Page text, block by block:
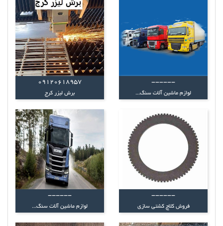
------
لوازم ماشین آلات سنگ...
09120618957
برش لیزر کرج
------
فروش کلاچ کشتی‌ سازی
------
لوازم ماشین آلات سنگ...